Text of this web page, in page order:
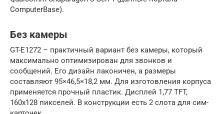
ComputerBase).
Без камеры
GT-E1272 – практичный вариант без камеры, который
максимально оптимизирован для звонков и
сообщений. Его дизайн лаконичен, а размеры
составляют 95×46,5×18,2 мм. Для изготовления корпуса
применяется прочный пластик. Дисплей 1,77 TFT,
160х128 пикселей. В конструкции есть 2 слота для сим-